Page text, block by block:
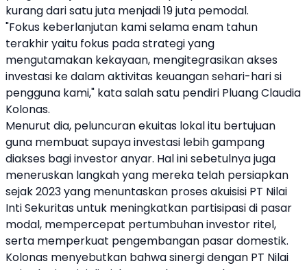
kurang dari satu juta menjadi 19 juta pemodal.
"Fokus keberlanjutan kami selama enam tahun
terakhir yaitu fokus pada strategi yang
mengutamakan kekayaan, mengitegrasikan akses
investasi ke dalam aktivitas keuangan sehari-hari si
pengguna kami," kata salah satu pendiri PluangClaudia
Kolonas.
Menurut dia, peluncuran ekuitas lokal itu bertujuan
guna membuat supaya investasi lebih gampang
diakses bagi investor anyar. Hal ini sebetulnya juga
meneruskan langkah yang mereka telah persiapkan
sejak 2023 yang menuntaskan proses akuisisi PT Nilai
Inti Sekuritas untuk meningkatkan partisipasi di pasar
modal, mempercepat pertumbuhan investor ritel,
serta memperkuat pengembangan pasar domestik.
Kolonas menyebutkan bahwa sinergi dengan PT Nilai